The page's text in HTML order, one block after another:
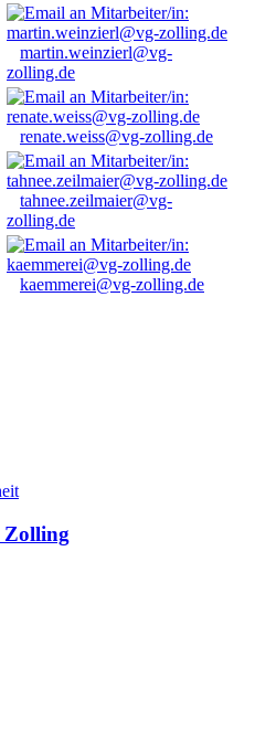
martin.weinzierl@vg-
zolling.de
renate.weiss@vg-zolling.de
tahnee.zeilmaier@vg-
zolling.de
kaemmerei@vg-zolling.de
Zolling